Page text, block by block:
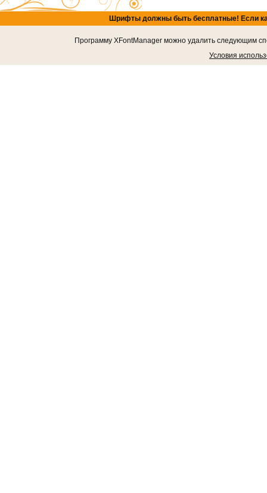
Шрифты должны быть бесплатные! Если
Программу XFontManager можно удалить следующим
Условия